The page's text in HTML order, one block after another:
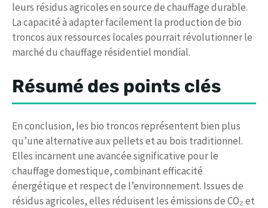
leurs résidus agricoles en source de chauffage durable.
La capacité à adapter facilement la production de bio
troncos aux ressources locales pourrait révolutionner le
marché du chauffage résidentiel mondial.
Résumé des points clés
En conclusion, les bio troncos représentent bien plus
qu’une alternative aux pellets et au bois traditionnel.
Elles incarnent une avancée significative pour le
chauffage domestique, combinant efficacité
énergétique et respect de l’environnement. Issues de
résidus agricoles, elles réduisent les émissions de CO₂ et